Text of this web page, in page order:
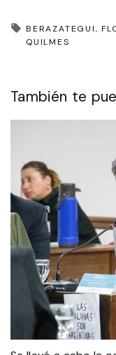
BERAZATEGUI
QUILMES
También te